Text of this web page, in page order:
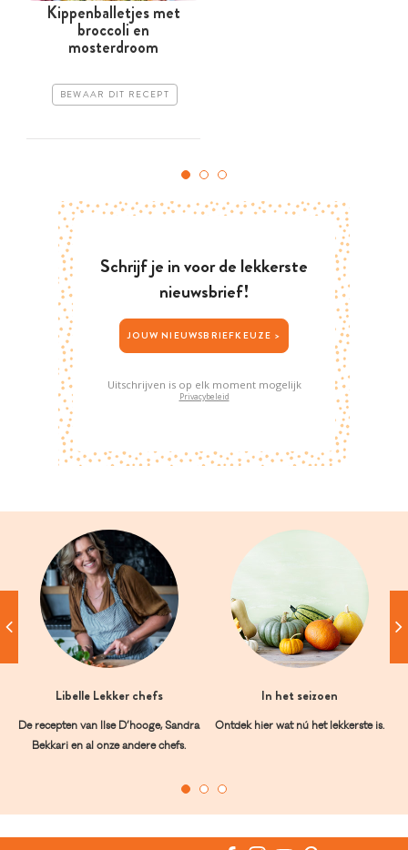
Kippenballetjes met
broccoli en
mosterdroom
BEWAAR DIT RECEPT
Schrijf je in voor de lekkerste
nieuwsbrief!
JOUW NIEUWSBRIEFKEUZE >
Uitschrijven is op elk moment mogelijk
Privacybeleid
Libelle Lekker chefs
De recepten van Ilse D’hooge, Sandra
Bekkari en al onze andere chefs.
In het seizoen
Ontdek hier wat nú het lekkerste is.